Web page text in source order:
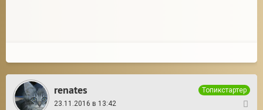
renates
Топикстартер
23.11.2016 в 13:42